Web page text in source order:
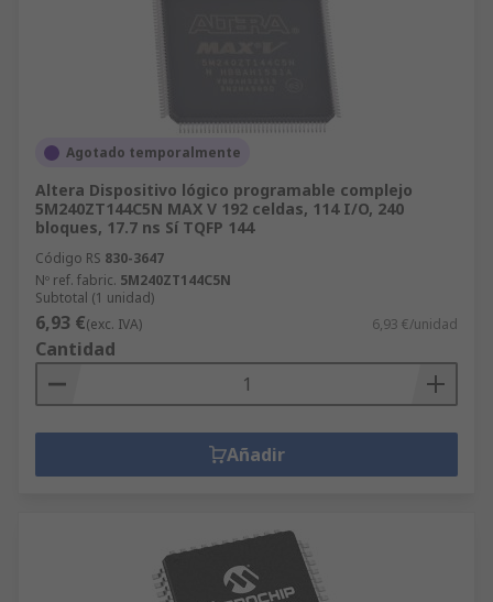
Agotado temporalmente
Altera Dispositivo lógico programable complejo
5M240ZT144C5N MAX V 192 celdas, 114 I/O, 240
bloques, 17.7 ns Sí TQFP 144
Código RS 830-3647
Nº ref. fabric. 5M240ZT144C5N
Subtotal (1 unidad)
6,93 €(exc. IVA) 6,93 €/unidad
Cantidad
Añadir